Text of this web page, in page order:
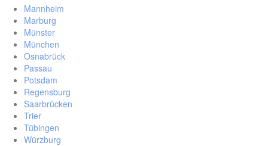
Mannheim
Marburg
Münster
München
Osnabrück
Passau
Potsdam
Regensburg
Saarbrücken
Trier
Tübingen
Würzburg